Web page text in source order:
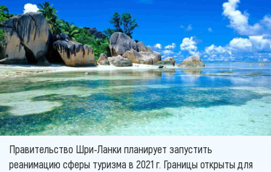
Правительство Шри-Ланки планирует запустить
реанимацию сферы туризма в 2021 г. Границы открыты для